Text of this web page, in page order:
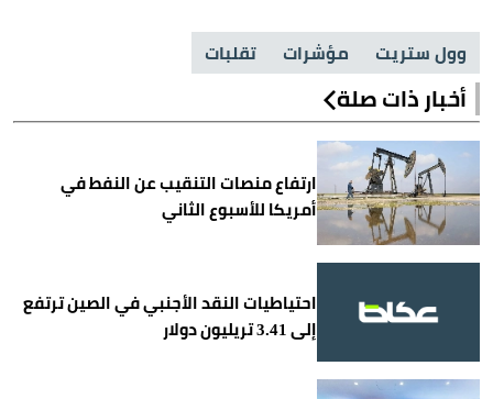
وول ستريت مؤشرات تقلبات
أخبار ذات صلة
ارتفاع منصات التنقيب عن النفط في
أمريكا للأسبوع الثاني
احتياطيات النقد الأجنبي في الصين ترتفع
إلى 3.41 تريليون دولار